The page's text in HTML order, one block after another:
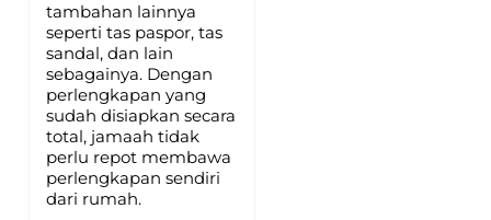
tambahan lainnya
seperti tas paspor, tas
sandal, dan lain
sebagainya. Dengan
perlengkapan yang
sudah disiapkan secara
total, jamaah tidak
perlu repot membawa
perlengkapan sendiri
dari rumah.